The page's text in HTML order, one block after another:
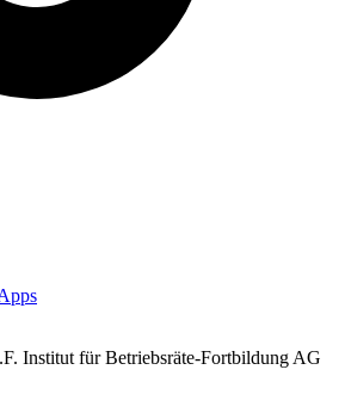
Institut für Betriebsräte-Fortbildung AG